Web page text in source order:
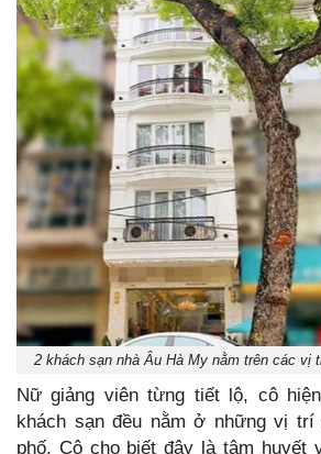
2 khách sạn nhà Âu Hà My nằm trên các vị
Nữ giảng viên từng tiết lộ, cô
khách sạn đều nằm ở những vị trí
phố. Cô cho biết đây là tâm huyết